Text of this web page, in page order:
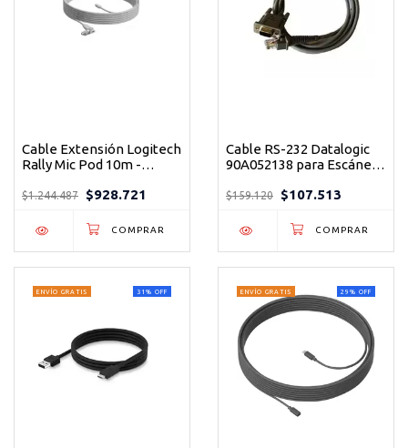
Cable Extensión Logitech
Rally Mic Pod 10m -
Videoconferencias HD
$1.244.487 $928.721
Cable RS-232 Datalogic
90A052138 para Escáner
$159.120 $107.513
31 % OFF
ENVÍO GRATIS 29 % OFF
ENVÍO GRATIS